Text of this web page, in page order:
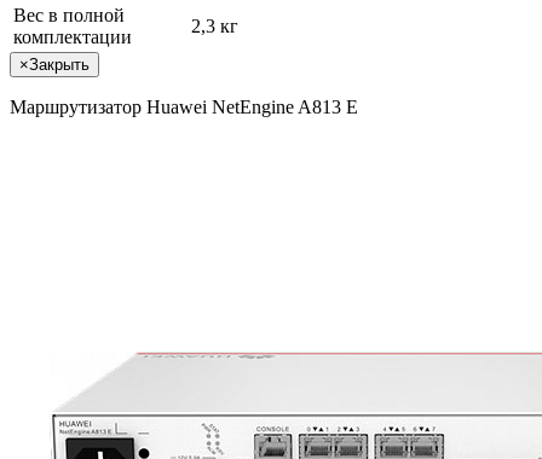
Вес в полной
комплектации
2,3 кг
×Закрыть
Маршрутизатор Huawei NetEngine A813 E